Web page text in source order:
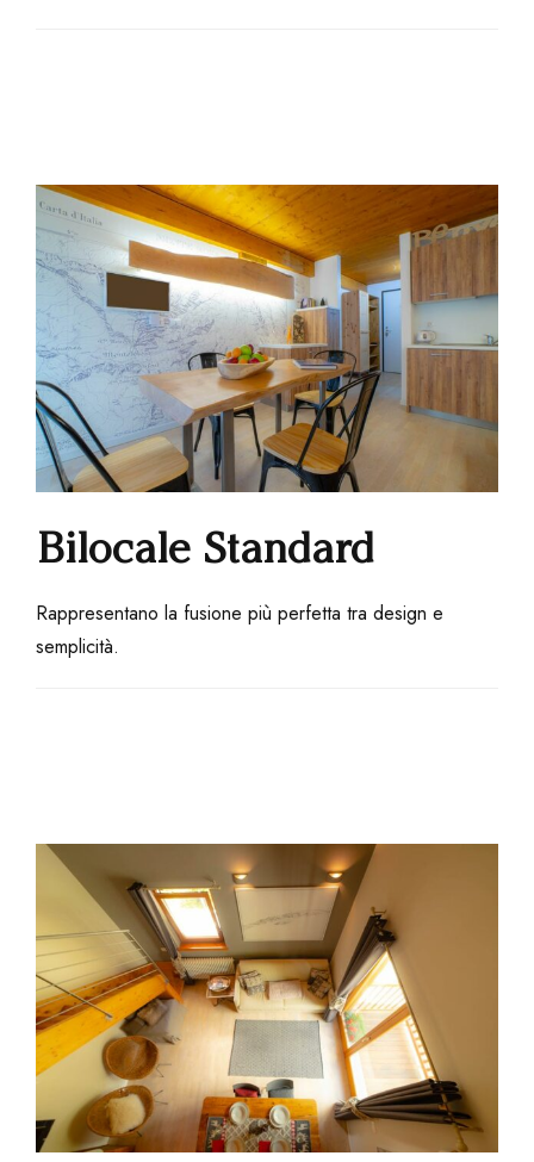
Bilocale Standard
Rappresentano la fusione più perfetta tra design e
semplicità.